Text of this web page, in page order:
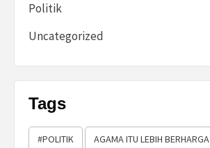
Politik
Uncategorized
Tags
#POLITIK AGAMA ITU LEBIH BERHARGA